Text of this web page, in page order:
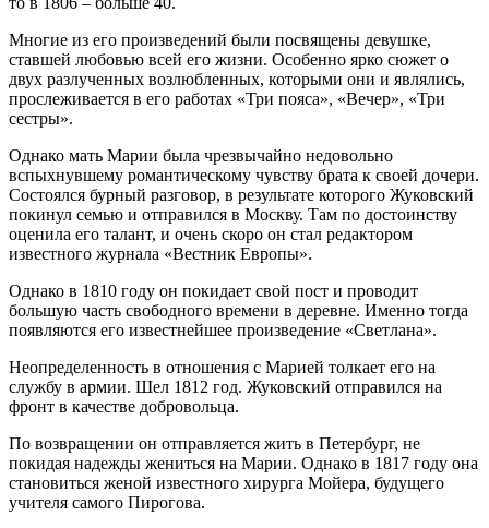
Многие из его произведений были посвящены девушке,
ставшей любовью всей его жизни. Особенно ярко сюжет о
двух разлученных возлюбленных, которыми они и являлись,
прослеживается в его работах «Три пояса», «Вечер», «Три
сестры».
Однако мать Марии была чрезвычайно недовольно
вспыхнувшему романтическому чувству брата к своей дочери.
Состоялся бурный разговор, в результате которого Жуковский
покинул семью и отправился в Москву. Там по достоинству
оценила его талант, и очень скоро он стал редактором
известного журнала «Вестник Европы».
Однако в 1810 году он покидает свой пост и проводит
большую часть свободного времени в деревне. Именно тогда
появляются его известнейшее произведение «Светлана».
Неопределенность в отношения с Марией толкает его на
службу в армии. Шел 1812 год. Жуковский отправился на
фронт в качестве добровольца.
По возвращении он отправляется жить в Петербург, не
покидая надежды жениться на Марии. Однако в 1817 году она
становиться женой известного хирурга Мойера, будущего
учителя самого Пирогова.